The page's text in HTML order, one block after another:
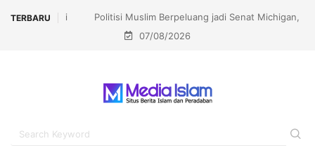
TERBARU
Politisi Muslim Berpeluang jadi Senat Michigan,
Kalahkan Kandidat Pro-Israel
07/08/2026